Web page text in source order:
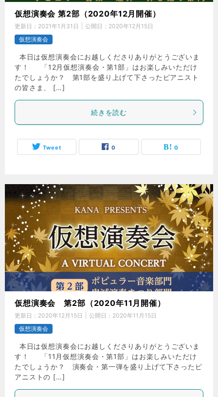
仮想演奏会 第2部（2020年12月開催）
更新日： 2021年1月31日 公開日： 2020年12月15日
仮想演奏会
本日は仮想演奏会にお越しくださりありがとうございま
す！ 「12月仮想演奏会・第1部」はお楽しみいただけ
たでしょうか？ 第1部を盛り上げて下さったピアニスト
の皆さま、 […]
続きを読む
Tweet 0 0
仮想演奏会 第2部（2020年11月開催）
更新日： 2020年12月15日 公開日： 2020年11月15日
仮想演奏会
本日は仮想演奏会にお越しくださりありがとうございま
す！ 「11月仮想演奏会・第1部」はお楽しみいただけ
たでしょうか？ 演奏会・第一弾を盛り上げて下さったピ
アニストの […]